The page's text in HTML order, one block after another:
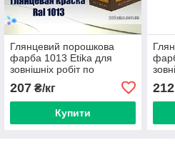
Глянцевий порошкова
фарба 1013 Etika для
зовнішніх робіт по
сталі та алюмінію
207₴/кг
Купити